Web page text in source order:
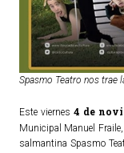
Spasmo Teatro nos trae
Este viernes 4 de
Municipal Manuel
salmantina Spasmo